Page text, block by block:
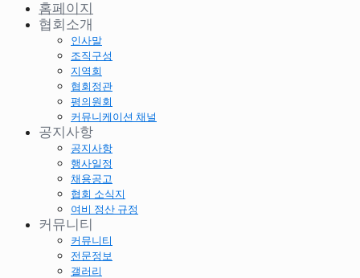
홈페이지
협회소개
인사말
조직구성
지역회
협회정관
평의원회
커뮤니케이션 채널
공지사항
공지사항
행사일정
채용공고
협회 소식지
여비 정산 규정
커뮤니티
커뮤니티
전문정보
갤러리